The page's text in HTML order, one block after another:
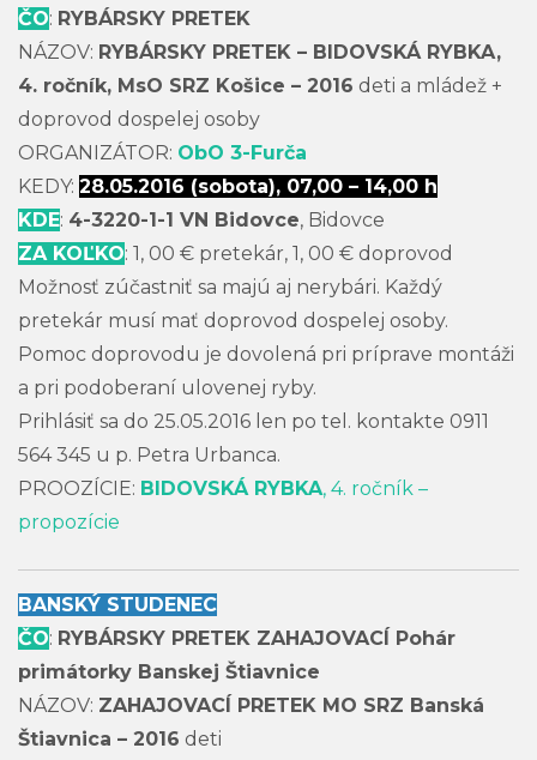
ČO: RYBÁRSKY PRETEK
NÁZOV: RYBÁRSKY PRETEK – BIDOVSKÁ RYBKA,
4. ročník, MsO SRZ Košice – 2016 deti a mládež +
doprovod dospelej osoby
ORGANIZÁTOR: ObO 3-Furča
KEDY: 28.05.2016 (sobota), 07,00 – 14,00 h
KDE: 4-3220-1-1 VN Bidovce, Bidovce
ZA KOĽKO: 1, 00 € pretekár, 1, 00 € doprovod
Možnosť zúčastniť sa majú aj nerybári. Každý
pretekár musí mať doprovod dospelej osoby.
Pomoc doprovodu je dovolená pri príprave montáži
a pri podoberaní ulovenej ryby.
Prihlásiť sa do 25.05.2016 len po tel. kontakte 0911
564 345 u p. Petra Urbanca.
PROOZÍCIE: BIDOVSKÁ RYBKA, 4. ročník –
propozície
BANSKÝ STUDENEC
ČO: RYBÁRSKY PRETEK ZAHAJOVACÍ Pohár
primátorky Banskej Štiavnice
NÁZOV: ZAHAJOVACÍ PRETEK MO SRZ Banská
Štiavnica – 2016 deti